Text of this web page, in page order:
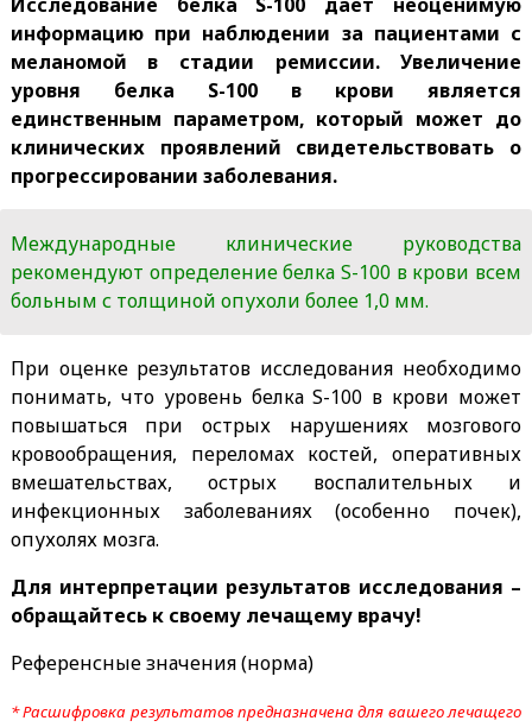
информацию при наблюдении за пациентами с
меланомой в стадии ремиссии. Увеличение
уровня белка S-100 в крови является
единственным параметром, который может до
клинических проявлений свидетельствовать о
прогрессировании заболевания.
Международные клинические руководства
рекомендуют определение белка S-100 в крови всем
больным с толщиной опухоли более 1,0 мм.
При оценке результатов исследования необходимо
понимать, что уровень белка S-100 в крови может
повышаться при острых нарушениях мозгового
кровообращения, переломах костей, оперативных
вмешательствах, острых воспалительных и
инфекционных заболеваниях (особенно почек),
опухолях мозга.
Для интерпретации результатов исследования –
обращайтесь к своему лечащему врачу!
Референсные значения (норма)
* Расшифровка результатов предназначена для вашего лечащего